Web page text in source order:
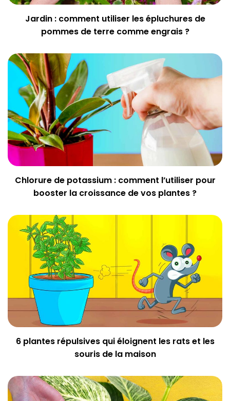
Jardin : comment utiliser les épluchures de
pommes de terre comme engrais ?
Chlorure de potassium : comment l’utiliser pour
booster la croissance de vos plantes ?
6 plantes répulsives qui éloignent les rats et les
souris de la maison